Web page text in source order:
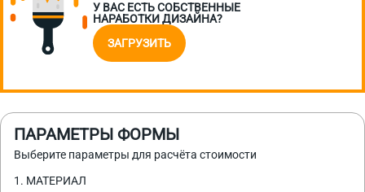
У ВАС ЕСТЬ СОБСТВЕННЫЕ
НАРАБОТКИ ДИЗАЙНА?
ЗАГРУЗИТЬ
ПАРАМЕТРЫ ФОРМЫ
Выберите параметры для расчёта стоимости
1. МАТЕРИАЛ